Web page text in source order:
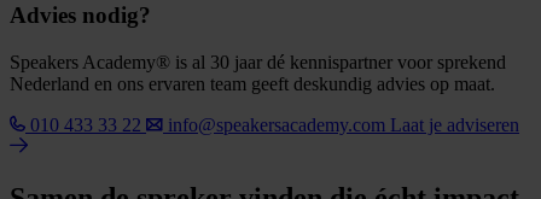
Advies nodig?
Speakers Academy® is al 30 jaar dé kennispartner voor sprekend
Nederland en ons ervaren team geeft deskundig advies op maat.
010 433 33 22
info@speakersacademy.com Laat je adviseren